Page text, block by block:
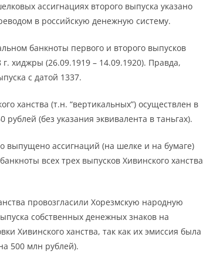
ассигнациях второго выпуска указано
в российскую денежную систему.
банкноты первого и второго выпусков
хиджры (26.09.1919 – 14.09.1920). Правда,
с датой 1337.
ханства (т.н. “вертикальных”) осуществлен в
(без указания эквивалента в таньгах).
ассигнаций (на шелке и на бумаге)
всех трех выпусков Хивинского ханства
провозгласили Хорезмскую народную
собственных денежных знаков на
Хивинского ханства, так как их эмиссия была
500 млн рублей).